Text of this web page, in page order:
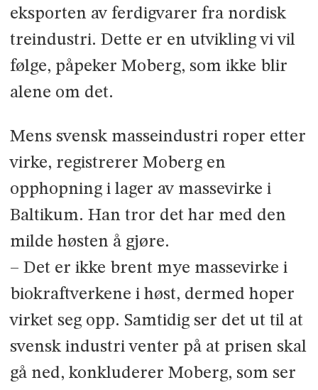
eksporten av ferdigvarer fra nordisk
treindustri. Dette er en utvikling vi vil
følge, påpeker Moberg, som ikke blir
alene om det.
Mens svensk masseindustri roper etter
virke, registrerer Moberg en
opphopning i lager av masse­virke i
Baltikum. Han tror det har med den
milde høsten å gjøre.
– Det er ikke brent mye massevirke i
biokraftverkene i høst, dermed hoper
virket seg opp. Samtidig ser det ut til at
svensk industri venter på at prisen skal
gå ned, konkluderer Moberg, som ser